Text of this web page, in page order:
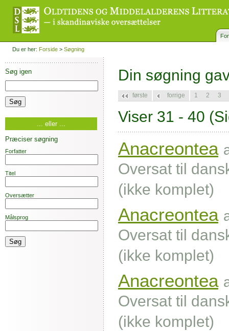
Du er her: Forside > Søgning
Søg igen
... eller ...
Præciser søgning
Forfatter
Titel
Oversætter
Målsprog
Din søgning
første forrige 1 2 3
Viser 31 - 40
Anacreontea
Oversat til
(ikke komplet)
Anacreontea
Oversat til
(ikke komplet)
Anacreontea
Oversat til
(ikke komplet)